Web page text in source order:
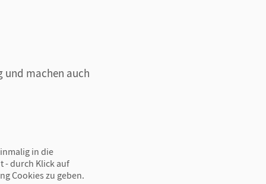
und machen auch
in die
- durch Klick auf
Cookies zu geben.